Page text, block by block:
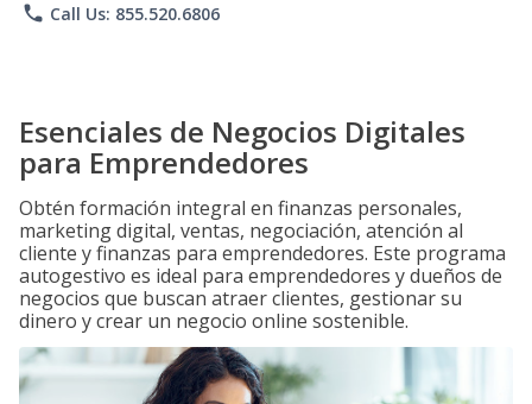
phone Call Us: 855.520.6806
Esenciales de Negocios Digitales
para Emprendedores
Obtén formación integral en finanzas personales,
marketing digital, ventas, negociación, atención al
cliente y finanzas para emprendedores. Este programa
autogestivo es ideal para emprendedores y dueños de
negocios que buscan atraer clientes, gestionar su
dinero y crear un negocio online sostenible.